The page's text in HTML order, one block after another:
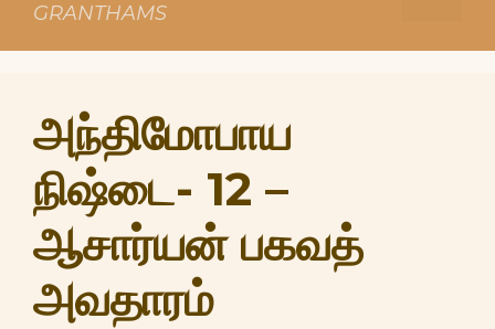
GRANTHAMS
அந்திமோபாய
நிஷ்டை- 12 –
ஆசார்யன் பகவத்
அவதாரம்